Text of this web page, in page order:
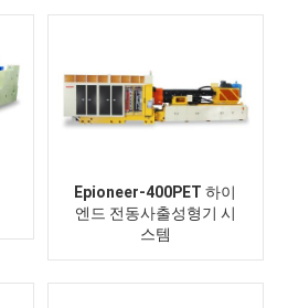
Epioneer-400PET 하이
엔드 전동사출성형기 시
스템